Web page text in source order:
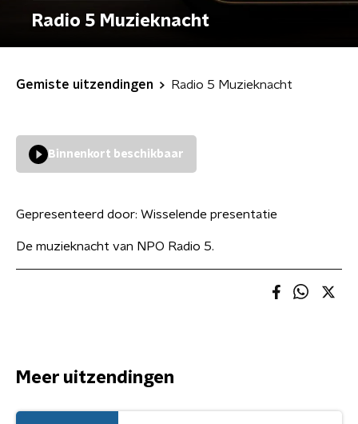
Radio 5 Muzieknacht
Gemiste uitzendingen Radio 5 Muzieknacht
Binnenkort beschikbaar
Gepresenteerd door: Wisselende presentatie
De muzieknacht van NPO Radio 5.
Meer uitzendingen